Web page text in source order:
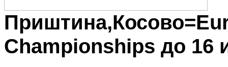
Championships до 16